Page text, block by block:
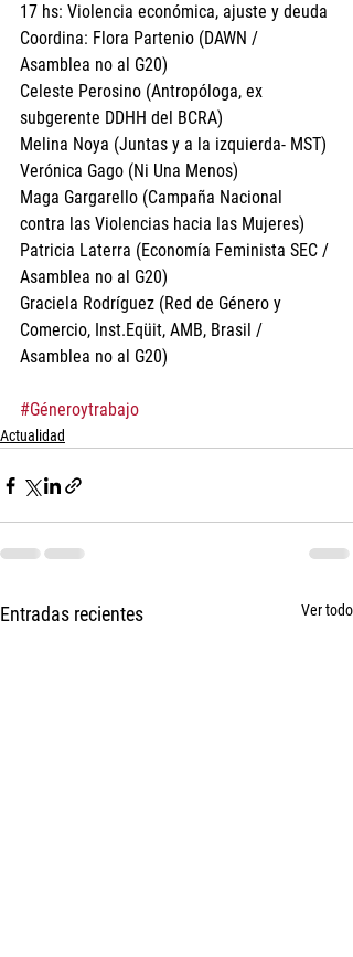
17 hs: Violencia económica, ajuste y deuda
Coordina: Flora Partenio (DAWN /
Asamblea no al G20)
Celeste Perosino (Antropóloga, ex
subgerente DDHH del BCRA)
Melina Noya (Juntas y a la izquierda- MST)
Verónica Gago (Ni Una Menos)
Maga Gargarello (Campaña Nacional
contra las Violencias hacia las Mujeres)
Patricia Laterra (Economía Feminista SEC /
Asamblea no al G20)
Graciela Rodríguez (Red de Género y
Comercio, Inst.Eqüit, AMB, Brasil /
Asamblea no al G20)
#Géneroytrabajo
Actualidad
Entradas recientes Ver todo